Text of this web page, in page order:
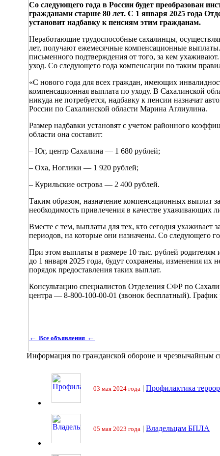
Со следующего года в России будет преобразован
гражданами старше 80 лет. С 1 января 2025 года
установит надбавку к пенсиям этим гражданам.
Неработающие трудоспособные сахалинцы,
лет, получают ежемесячные компенсационные
письменного подтверждения от того, за кем
уход. Со следующего года компенсации по таким
«С нового года для всех граждан, имеющих
компенсационная выплата по уходу. В Сахалинской
никуда не потребуется, надбавку к пенсии назначат
России по Сахалинской области Марина Аглиулина.
Размер надбавки установят с учетом районного
области она составит:
– Юг, центр Сахалина — 1 680 рублей;
– Оха, Ноглики — 1 920 рублей;
– Курильские острова — 2 400 рублей.
Таким образом, назначение компенсационных выплат
необходимость привлечения в качестве ухаживающих
Вместе с тем, выплаты для тех, кто сегодня
периодов, на которые они назначены. Со следующего
При этом выплаты в размере 10 тыс. рублей
до 1 января 2025 года, будут сохранены, изменения их
порядок предоставления таких выплат.
Консультацию специалистов Отделения СФР по
центра — 8-800-100-00-01 (звонок бесплатный). График
← Все объявления ←
Информация по гражданской обороне и чрезвычайным
03 мая 2024 года | Профилактика
05 мая 2023 года | Владельцам БПЛА